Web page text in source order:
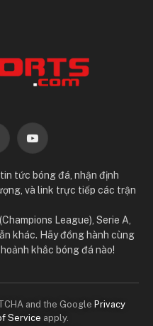
YouTube
tức bóng đá, nhận định
và link trực tiếp các trận
League), Serie A,
khác. Hãy đồng hành cùng
khắc bóng đá nào!
and the Google Privacy
Service apply.